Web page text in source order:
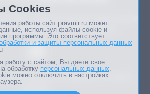
сайта в печатных изданиях (книгах, прессе)
с письменного разрешения редакции.
портала может не совпадать с позицией
Cookies
работы сайт pravmir.ru может
используя файлы cookie и
программы. Это соответствует
и защиты персональных данных
работу с сайтом, Вы даете свое
обработку персональных данных.
можно отключить в настройках